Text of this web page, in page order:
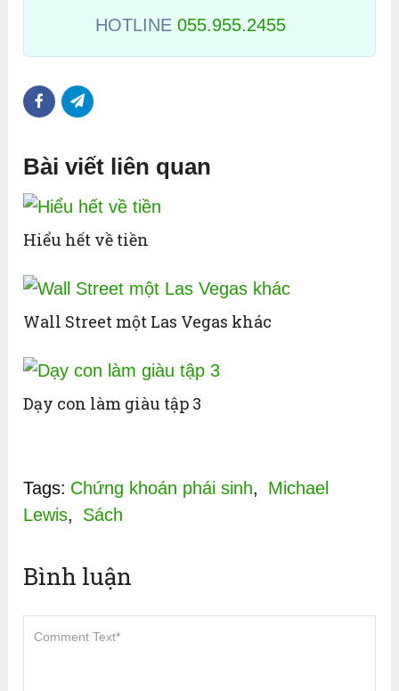
HOTLINE055.955.2455
Bài viết liên quan
Hiểu hết về tiền
Wall Street một Las Vegas khác
Dạy con làm giàu tập 3
Tags: Chứng khoán phái sinh,
Michael
Lewis, Sách
Bình luận